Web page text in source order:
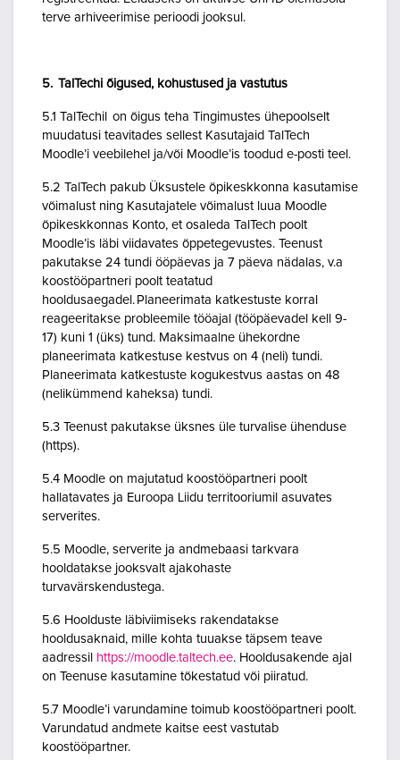
terve arhiveerimise perioodi jooksul.
5. TalTechi õigused, kohustused ja vastutus
5.1 TalTechil on õigus teha Tingimustes ühepoolselt
muudatusi teavitades sellest Kasutajaid TalTech
Moodle’i veebilehel ja/või Moodle’is toodud e-posti teel.
5.2 TalTech pakub Üksustele õpikeskkonna kasutamise
võimalust ning Kasutajatele võimalust luua Moodle
õpikeskkonnas Konto, et osaleda TalTech poolt
Moodle’is läbi viidavates õppetegevustes. Teenust
pakutakse 24 tundi ööpäevas ja 7 päeva nädalas, v.a
koostööpartneri poolt teatatud
hooldusaegadel. Planeerimata katkestuste korral
reageeritakse probleemile tööajal (tööpäevadel kell 9-
17) kuni 1 (üks) tund. Maksimaalne ühekordne
planeerimata katkestuse kestvus on 4 (neli) tundi.
Planeerimata katkestuste kogukestvus aastas on 48
(nelikümmend kaheksa) tundi.
5.3 Teenust pakutakse üksnes üle turvalise ühenduse
(https).
5.4 Moodle on majutatud koostööpartneri poolt
hallatavates ja Euroopa Liidu territooriumil asuvates
serverites.
5.5 Moodle, serverite ja andmebaasi tarkvara
hooldatakse jooksvalt ajakohaste
turvavärskendustega.
5.6 Hoolduste läbiviimiseks rakendatakse
hooldusaknaid, mille kohta tuuakse täpsem teave
aadressil https://moodle.taltech.ee. Hooldusakende ajal
on Teenuse kasutamine tõkestatud või piiratud.
5.7 Moodle’i varundamine toimub koostööpartneri poolt.
Varundatud andmete kaitse eest vastutab
koostööpartner.